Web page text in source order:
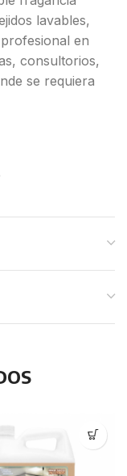
lavables,
en
consultorios,
se requiera